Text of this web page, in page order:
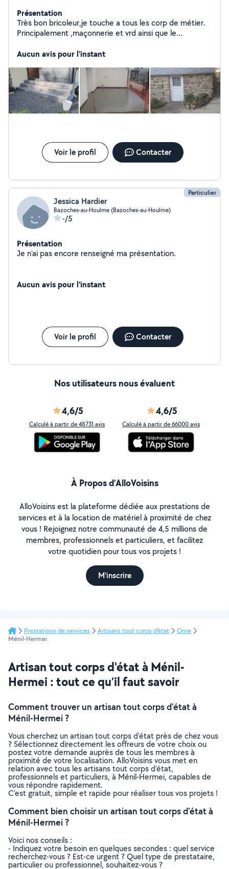
Présentation
Très bon bricoleur,je touche a tous les corp de métier.
Principalement ,maçonnerie et vrd ainsi que le
ouverture est modification d ouverture dans mur
Terrassement, aménagement extérieur et cour, pose
de bordure et pavé, création de réseaux divers... Pose
de carrelages. Placo,bande a joint, peinture... Plusieurs
rénovation complète de maison ,a mon actif.
Aucun avis pour l'instant
Voir le profil Contacter
Particulier
Jessica Hardier
Bazoches-au-Houlme (Bazoches-au-Houlme)
-/5
Présentation
Je n'ai pas encore renseigné ma présentation.
Aucun avis pour l'instant
Voir le profil Contacter
Nos utilisateurs nous évaluent
4,6/5
Calculé à partir de 48731 avis
4,6/5
Calculé à partir de 66000 avis
À Propos d’AlloVoisins
AlloVoisins est la plateforme dédiée aux prestations de
services et à la location de matériel à proximité de chez
vous ! Rejoignez notre communauté de 4,5 millions de
membres, professionnels et particuliers, et facilitez
votre quotidien pour tous vos projets !
M'inscrire
Prestations de services Artisans tout corps d'état
Orne
Ménil-Hermei
Artisan tout corps d'état à Ménil-
Hermei : tout ce qu’il faut savoir
Comment trouver un artisan tout corps d'état à
Ménil-Hermei ?
Vous cherchez un artisan tout corps d'état près de chez vous
? Sélectionnez directement les offreurs de votre choix ou
postez votre demande auprès de tous les membres à
proximité de votre localisation. AlloVoisins vous met en
relation avec tous les artisans tout corps d'état,
professionnels et particuliers, à Ménil-Hermei, capables de
vous répondre rapidement.
C’est gratuit, simple et rapide pour réaliser tous vos projets !
Comment bien choisir un artisan tout corps d'état à
Ménil-Hermei ?
Voici nos conseils :
- Indiquez votre besoin en quelques secondes : quel service
recherchez-vous ? Est-ce urgent ? Quel type de prestataire,
particulier ou professionnel, souhaitez-vous ?